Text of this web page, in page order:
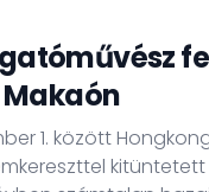
1. között